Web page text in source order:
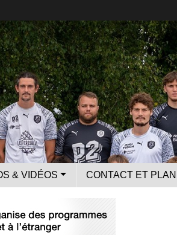
& VIDÉOS CONTACT ET PLAN